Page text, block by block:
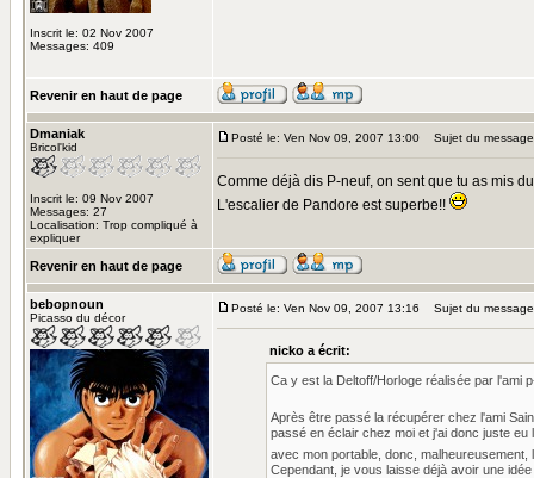
Inscrit le: 02 Nov 2007
Messages: 409
Revenir en haut de page
Dmaniak
Bricol'kid
Inscrit le: 09 Nov 2007
Messages: 27
Localisation: Trop compliqué à
expliquer
Posté le: Ven Nov 09, 2007 13:00 Sujet du
Comme déjà dis P-neuf, on sent que tu as mis
L'escalier de Pandore est superbe!!
Revenir en haut de page
bebopnoun
Picasso du décor
Posté le: Ven Nov 09, 2007 13:16 Sujet du
nicko a écrit:
Ca y est la Deltoff/Horloge réalisée par l'ami
Après être passé la récupérer chez l'ami
passé en éclair chez moi et j'ai donc juste
avec mon portable, donc,
Cependant, je vous laisse déjà avoir une